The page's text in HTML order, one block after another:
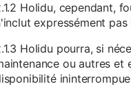
Holidu, cependant,
expressément
Holidu pourra, si
ou autres et